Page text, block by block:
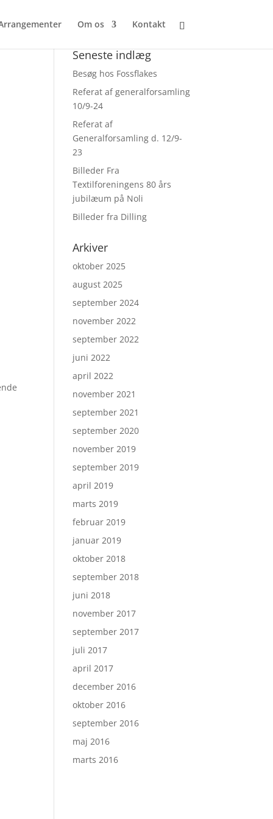
Om os Kontakt
Seneste indlæg
Besøg hos Fossflakes
Referat af generalforsamling
10/9-24
Referat af
Generalforsamling d. 12/9-
23
Billeder Fra
Textilforeningens 80 års
jubilæum på Noli
Billeder fra Dilling
Arkiver
oktober 2025
august 2025
september 2024
november 2022
september 2022
juni 2022
april 2022
november 2021
september 2021
september 2020
november 2019
september 2019
april 2019
marts 2019
februar 2019
januar 2019
oktober 2018
september 2018
juni 2018
november 2017
september 2017
juli 2017
april 2017
december 2016
oktober 2016
september 2016
maj 2016
marts 2016